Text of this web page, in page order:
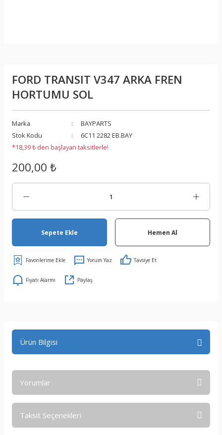
FORD TRANSIT V347 ARKA FREN
HORTUMU SOL
Marka
BAYPARTS
Stok Kodu
6C11 2282 EB.BAY
*18,39 ₺ den başlayan taksitlerle!
200,00 ₺
Sepete Ekle Hemen Al
Yorum Yaz Tavsiye Et
Fiyatı Alarmı Paylaş
Ürün Bilgisi
Yorumlar
Taksit Seçenekleri